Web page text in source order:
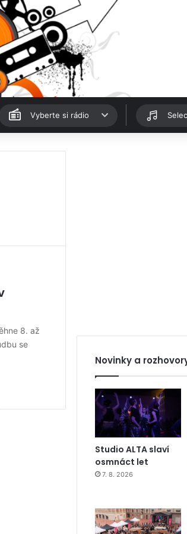
Vyberte si rádio
8. až
se
Novinky a
Studio ALTA slaví
osmnáct let
7. 8. 2026